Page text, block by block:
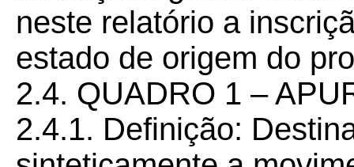
neste relatório a
estado de origem do
2.4. QUADRO 1 –
2.4.1. Definição: